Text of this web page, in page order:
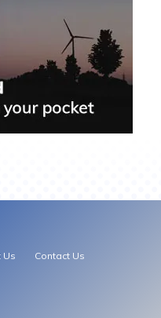
Us Contact Us